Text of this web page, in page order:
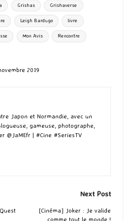
Grishas Grishaverse
Leigh Bardugo livre
Mon Avis Rencontre
2019
Japon et Normandie, avec un
gameuse, photographe,
@JaMEfr | #Cine #SeriesTV
Next Post
[Cinéma] Joker : Je valide
comme tout le monde !